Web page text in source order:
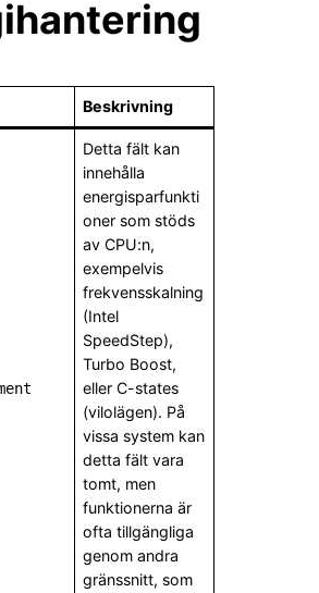
Beskrivning
Detta fält kan
innehålla
energisparfunkti
oner som stöds
av CPU:n,
exempelvis
frekvensskalning
(Intel
SpeedStep),
Turbo Boost,
eller C-states
(vilolägen). På
vissa system kan
detta fält vara
tomt, men
funktionerna är
ofta tillgängliga
genom andra
gränssnitt, som